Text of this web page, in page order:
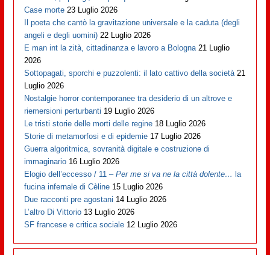
Case morte 23 Luglio 2026
Il poeta che cantò la gravitazione universale e la caduta (degli
angeli e degli uomini) 22 Luglio 2026
E man int la zità, cittadinanza e lavoro a Bologna 21 Luglio
2026
Sottopagati, sporchi e puzzolenti: il lato cattivo della società 21
Luglio 2026
Nostalgie horror contemporanee tra desiderio di un altrove e
riemersioni perturbanti 19 Luglio 2026
Le tristi storie delle morti delle regine 18 Luglio 2026
Storie di metamorfosi e di epidemie 17 Luglio 2026
Guerra algoritmica, sovranità digitale e costruzione di
immaginario 16 Luglio 2026
Elogio dell’eccesso / 11 –Per me si va ne la città dolente… la
fucina infernale di Cèline 15 Luglio 2026
Due racconti pre agostani 14 Luglio 2026
L’altro Di Vittorio 13 Luglio 2026
SF francese e critica sociale 12 Luglio 2026